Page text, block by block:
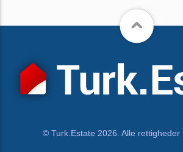
© Turk.Estate 2026. Alle rettigheder